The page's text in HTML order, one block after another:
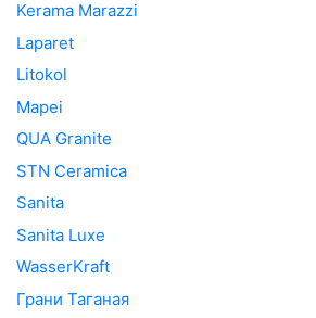
Kerama Marazzi
Laparet
Litokol
Mapei
QUA Granite
STN Ceramica
Sanita
Sanita Luxe
WasserKraft
Грани Таганая